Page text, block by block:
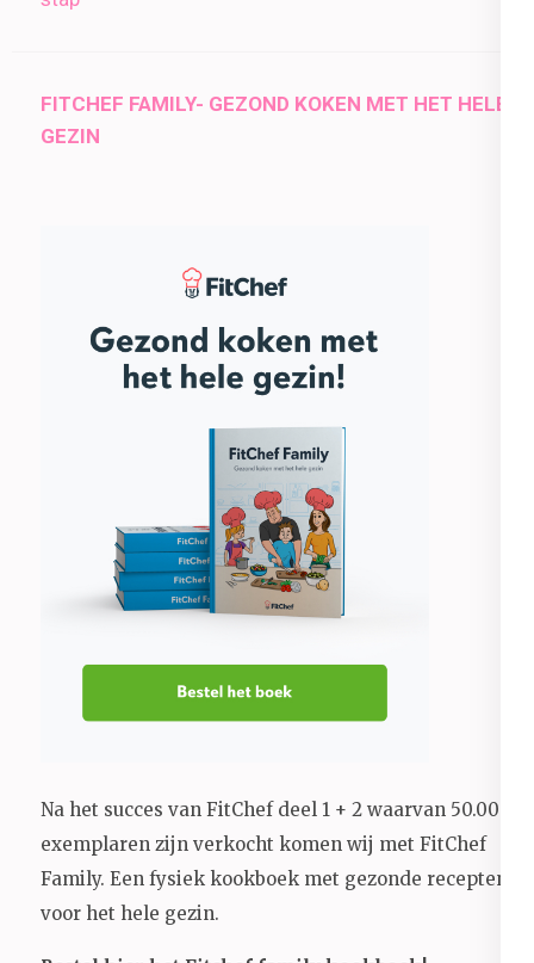
FITCHEF FAMILY- GEZOND KOKEN MET HET HELE
GEZIN
Na het succes van FitChef deel 1 + 2 waarvan 50.000+
exemplaren zijn verkocht komen wij met FitChef
Family. Een fysiek kookboek met gezonde recepten
voor het hele gezin.